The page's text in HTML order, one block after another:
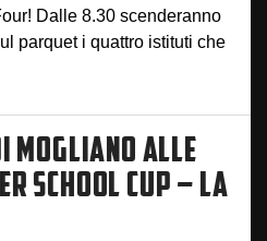
Dalle 8.30 scenderanno
parquet i quattro istituti che
MOGLIANO ALLE
SCHOOL CUP – LA